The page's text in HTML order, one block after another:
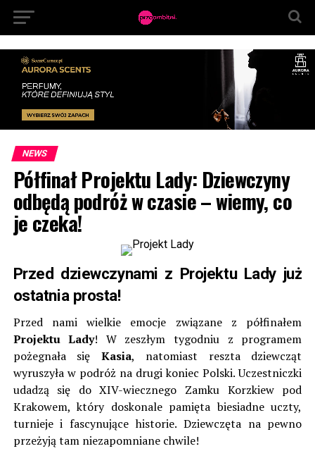
NEWS
Półfinał Projektu Lady: Dziewczyny
odbędą podróż w czasie – wiemy, co
je czeka!
Przed dziewczynami z Projektu Lady już
ostatnia prosta!
Przed nami wielkie emocje związane z półfinałem
Projektu Lady! W zeszłym tygodniu z programem
pożegnała sięKasia, natomiast reszta dziewcząt
wyruszyła w podróż na drugi koniec Polski. Uczestniczki
udadzą się do XIV-wiecznego Zamku Korzkiew pod
Krakowem, który doskonale pamięta biesiadne uczty,
turnieje i fascynujące historie. Dziewczęta na pewno
przeżyją tam niezapomniane chwile!